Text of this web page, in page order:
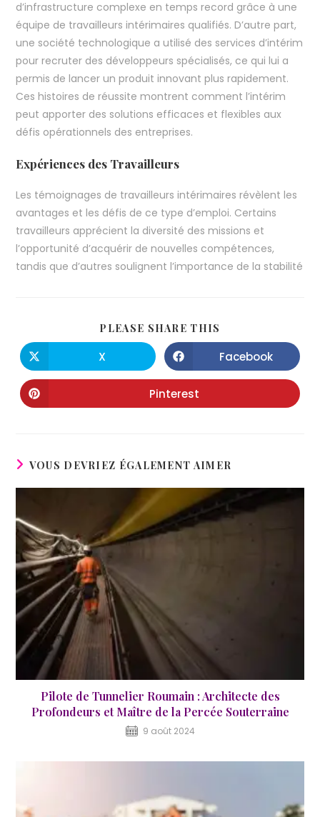
d’infrastructure complexe en temps record grâce à une
équipe de travailleurs intérimaires qualifiés. D’autre part,
une société technologique a utilisé des services d’intérim
pour recruter des développeurs spécialisés, ce qui lui a
permis de lancer un produit innovant plus rapidement.
Ces histoires de réussite montrent comment l’intérim
peut apporter des solutions efficaces et flexibles aux
défis opérationnels des entreprises.
Expériences des Travailleurs
Les témoignages de travailleurs intérimaires révèlent les
avantages et les défis de ce type d’emploi. Certains
travailleurs apprécient la diversité des missions et
l’opportunité d’acquérir de nouvelles compétences,
tandis que d’autres soulignent l’importance de la stabilité
PLEASE SHARE THIS
X Facebook
Pinterest
VOUS DEVRIEZ ÉGALEMENT AIMER
Pilote de Tunnelier Roumain : Architecte des
Profondeurs et Maître de la Percée Souterraine
9 août 2024